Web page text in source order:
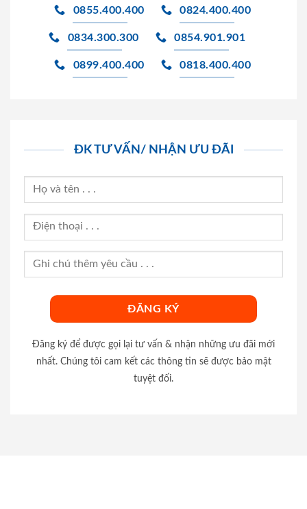
0855.400.400 0824.400.400
0834.300.300 0854.901.901
0899.400.400 0818.400.400
ĐK TƯ VẤN/ NHẬN ƯU ĐÃI
Đăng ký để được gọi lại tư vấn & nhận những ưu đãi mới
nhất. Chúng tôi cam kết các thông tin sẽ được bảo mật
tuyệt đối.